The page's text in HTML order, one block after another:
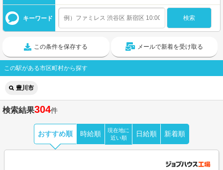
キーワード
この条件を保存する メールで新着を受け取る
この駅がある市区町村から探す
豊川市
検索結果304件
おすすめ順 時給順
現在地に
近い順
日給順 新着順